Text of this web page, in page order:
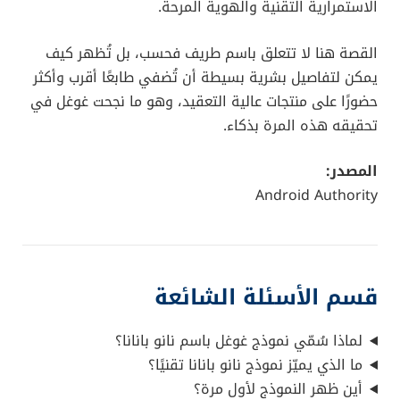
الاستمرارية التقنية والهوية المرحة.
القصة هنا لا تتعلق باسم طريف فحسب، بل تُظهر كيف
يمكن لتفاصيل بشرية بسيطة أن تُضفي طابعًا أقرب وأكثر
حضورًا على منتجات عالية التعقيد، وهو ما نجحت غوغل في
تحقيقه هذه المرة بذكاء.
المصدر:
Android Authority
قسم الأسئلة الشائعة
لماذا سُمّي نموذج غوغل باسم نانو بانانا؟
ما الذي يميّز نموذج نانو بانانا تقنيًا؟
أين ظهر النموذج لأول مرة؟